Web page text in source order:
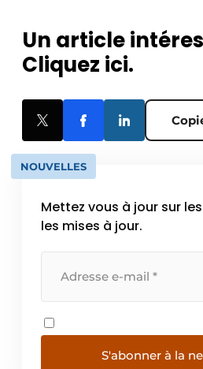
Un article
Cliquez ici.
NOUVELLES
Mettez vous à jour sur
les mises à jour.
S'abonner à la